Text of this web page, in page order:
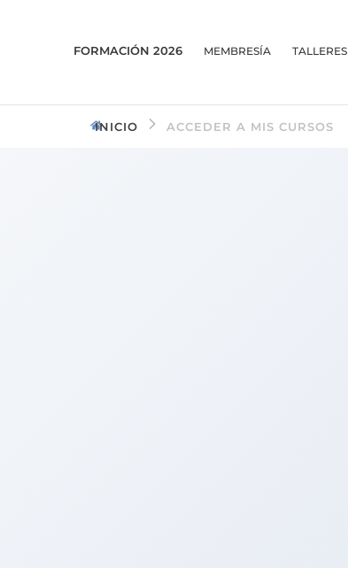
FORMACIÓN 2026 MEMBRESÍA TALLERES
INICIO ACCEDER A MIS CURSOS